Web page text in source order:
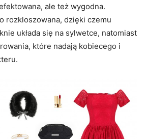
ale też wygodna.
rozkloszowana, dzięki czemu
układa się na sylwetce, natomiast
które nadają kobiecego i